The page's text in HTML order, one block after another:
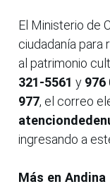
El Ministerio de
ciudadanía para
al patrimonio
321-5561 y 976
977, el correo
ingresando a
Más en Andina